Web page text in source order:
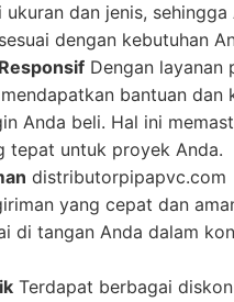
dan jenis, sehingga
dengan kebutuhan
Dengan layanan
bantuan dan
Anda beli. Hal ini
tepat untuk proyek Anda.
distributorpipapvc.com
yang cepat dan
di tangan Anda dalam
Terdapat berbagai